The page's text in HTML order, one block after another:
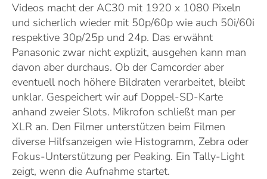
Videos macht der AC30 mit 1920 x 1080 Pixeln
und sicherlich wieder mit 50p/60p wie auch 50i/60i
respektive 30p/25p und 24p. Das erwähnt
Panasonic zwar nicht explizit, ausgehen kann man
davon aber durchaus. Ob der Camcorder aber
eventuell noch höhere Bildraten verarbeitet, bleibt
unklar. Gespeichert wir auf Doppel-SD-Karte
anhand zweier Slots. Mikrofon schließt man per
XLR an. Den Filmer unterstützen beim Filmen
diverse Hilfsanzeigen wie Histogramm, Zebra oder
Fokus-Unterstützung per Peaking. Ein Tally-Light
zeigt, wenn die Aufnahme startet.